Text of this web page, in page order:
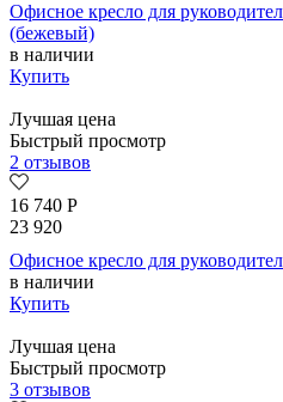
Офисное кресло для
(бежевый)
в наличии
Купить
Лучшая цена
Быстрый просмотр
2 отзывов
16 740 Р
23 920
Офисное кресло для
в наличии
Купить
Лучшая цена
Быстрый просмотр
3 отзывов